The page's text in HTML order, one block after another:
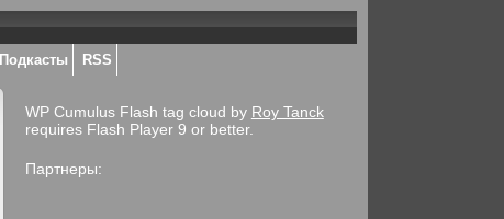
Подкасты RSS
WP Cumulus Flash tag cloud by Roy Tanck
requires Flash Player 9 or better.
Партнеры: